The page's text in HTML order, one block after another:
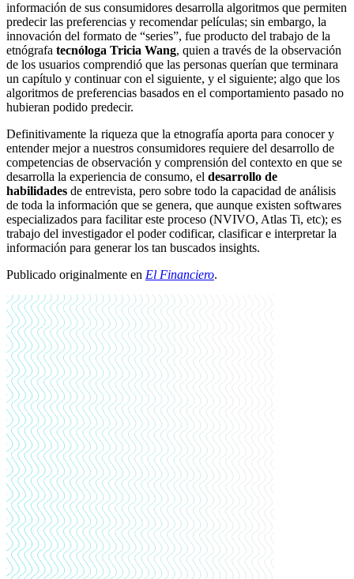
información de sus consumidores desarrolla algoritmos que permiten
predecir las preferencias y recomendar películas; sin embargo, la
innovación del formato de “series”, fue producto del trabajo de la
etnógrafa tecnóloga Tricia Wang, quien a través de la observación
de los usuarios comprendió que las personas querían que terminara
un capítulo y continuar con el siguiente, y el siguiente; algo que los
algoritmos de preferencias basados en el comportamiento pasado no
hubieran podido predecir.
Definitivamente la riqueza que la etnografía aporta para conocer y
entender mejor a nuestros consumidores requiere del desarrollo de
competencias de observación y comprensión del contexto en que se
desarrolla la experiencia de consumo, el desarrollo de
habilidades de entrevista, pero sobre todo la capacidad de análisis
de toda la información que se genera, que aunque existen softwares
especializados para facilitar este proceso (NVIVO, Atlas Ti, etc); es
trabajo del investigador el poder codificar, clasificar e interpretar la
información para generar los tan buscados insights.
Publicado originalmente en El Financiero.